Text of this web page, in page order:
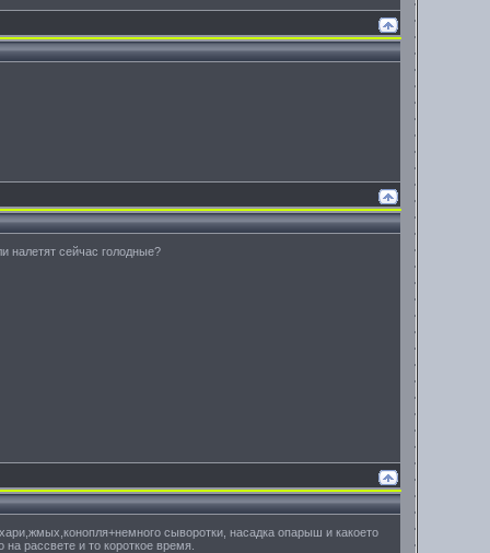
налетят сейчас голодные?
сыворотки, насадка опарыш и какоето
рассвете и то короткое время.